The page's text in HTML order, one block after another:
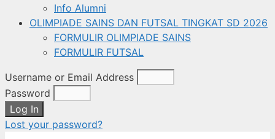
Info Alumni
OLIMPIADE SAINS DAN FUTSAL TINGKAT SD 2026
FORMULIR OLIMPIADE SAINS
FORMULIR FUTSAL
Username or Email Address
Password
Log In
Lost your password?